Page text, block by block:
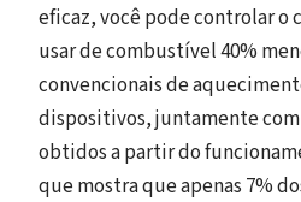
eficaz, você pode controlar o
usar de combustível 40%
convencionais de
dispositivos, juntamente
obtidos a partir do
que mostra que apenas 7%